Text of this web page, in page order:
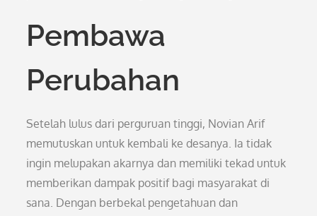
Pembawa
Perubahan
Setelah lulus dari perguruan tinggi, Novian Arif
memutuskan untuk kembali ke desanya. Ia tidak
ingin melupakan akarnya dan memiliki tekad untuk
memberikan dampak positif bagi masyarakat di
sana. Dengan berbekal pengetahuan dan